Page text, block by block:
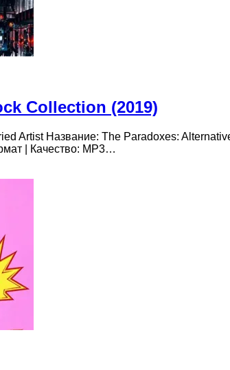
Collection (2019)
Artist Название: The Paradoxes:
| Качество: MP3…